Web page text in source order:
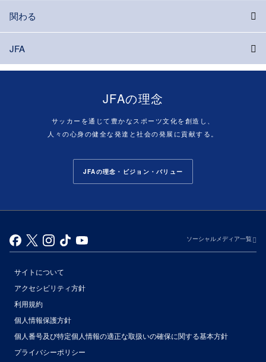
関わる
JFA
JFAの理念
サッカーを通じて豊かなスポーツ文化を創造し、
人々の心身の健全な発達と社会の発展に貢献する。
JFAの理念・ビジョン・バリュー
ソーシャルメディア一覧
サイトについて
アクセシビリティ方針
利用規約
個人情報保護方針
個人番号及び特定個人情報の適正な取扱いの確保に関する基本方針
プライバシーポリシー